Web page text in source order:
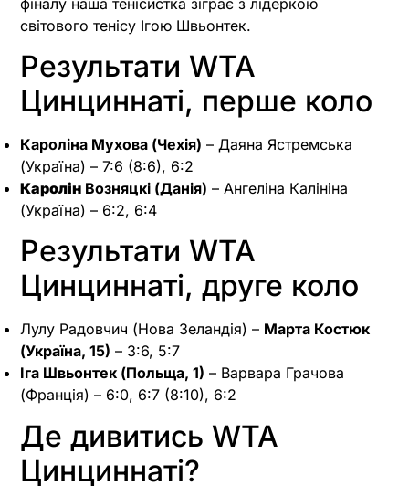
світового тенісу Ігою Швьонтек.
Результати WTA
Цинциннаті, перше коло
Кароліна Мухова (Чехія) – Даяна Ястремська
(Україна) – 7:6 (8:6), 6:2
Каролін Возняцкі (Данія) – Ангеліна Калініна
(Україна) – 6:2, 6:4
Результати WTA
Цинциннаті, друге коло
Лулу Радовчич (Нова Зеландія) – Марта Костюк
(Україна, 15) – 3:6, 5:7
Іга Швьонтек (Польща, 1) – Варвара Грачова
(Франція) – 6:0, 6:7 (8:10), 6:2
Де дивитись WTA
Цинциннаті?